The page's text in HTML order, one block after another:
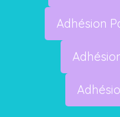
Adhésion